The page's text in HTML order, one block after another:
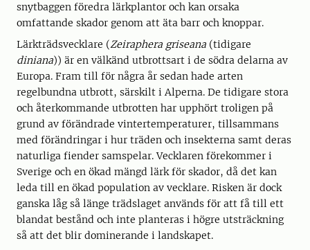
snytbaggen föredra lärkplantor och kan orsaka
omfattande skador genom att äta barr och knoppar.
Lärkträdsvecklare (Zeiraphera griseana (tidigare
diniana)) är en välkänd utbrottsart i de södra delarna av
Europa. Fram till för några år sedan hade arten
regelbundna utbrott, särskilt i Alperna. De tidigare stora
och återkommande utbrotten har upphört troligen på
grund av förändrade vintertemperaturer, tillsammans
med förändringar i hur träden och insekterna samt deras
naturliga fiender samspelar. Vecklaren förekommer i
Sverige och en ökad mängd lärk för skador, då det kan
leda till en ökad population av vecklare. Risken är dock
ganska låg så länge trädslaget används för att få till ett
blandat bestånd och inte planteras i högre utsträckning
så att det blir dominerande i landskapet.